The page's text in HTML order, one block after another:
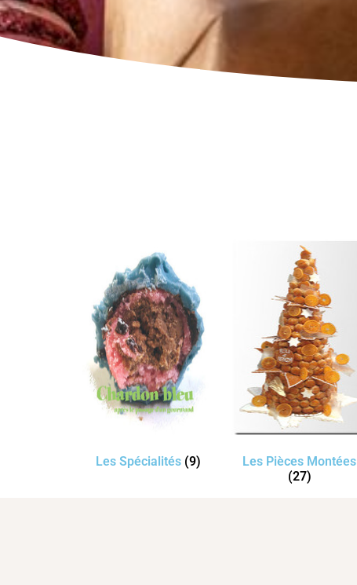
Les Spécialités (9)
Les Pièces Montées
(27)